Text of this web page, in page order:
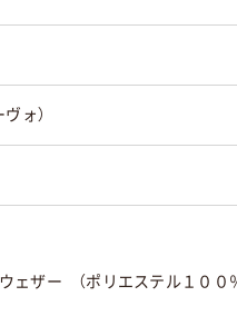
ォ）
ェザー （ポリエステル１００％